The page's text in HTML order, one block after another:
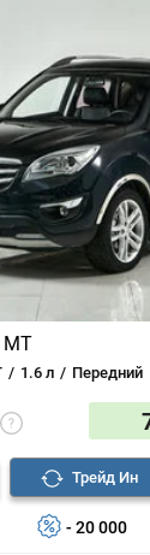
MT
1.6 л Передний
- 20 000
Трейд Ин